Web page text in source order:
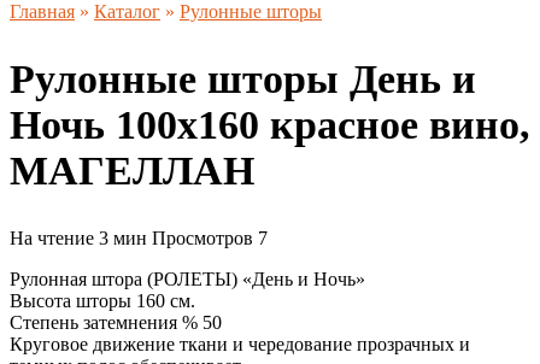
Главная » Каталог » Рулонные шторы
Рулонные шторы День и
Ночь 100х160 красное вино,
МАГЕЛЛАН
На чтение 3 мин Просмотров 7
Рулонная штора (РОЛЕТЫ) «День и Ночь»
Высота шторы 160 см.
Степень затемнения % 50
Круговое движение ткани и чередование прозрачных и